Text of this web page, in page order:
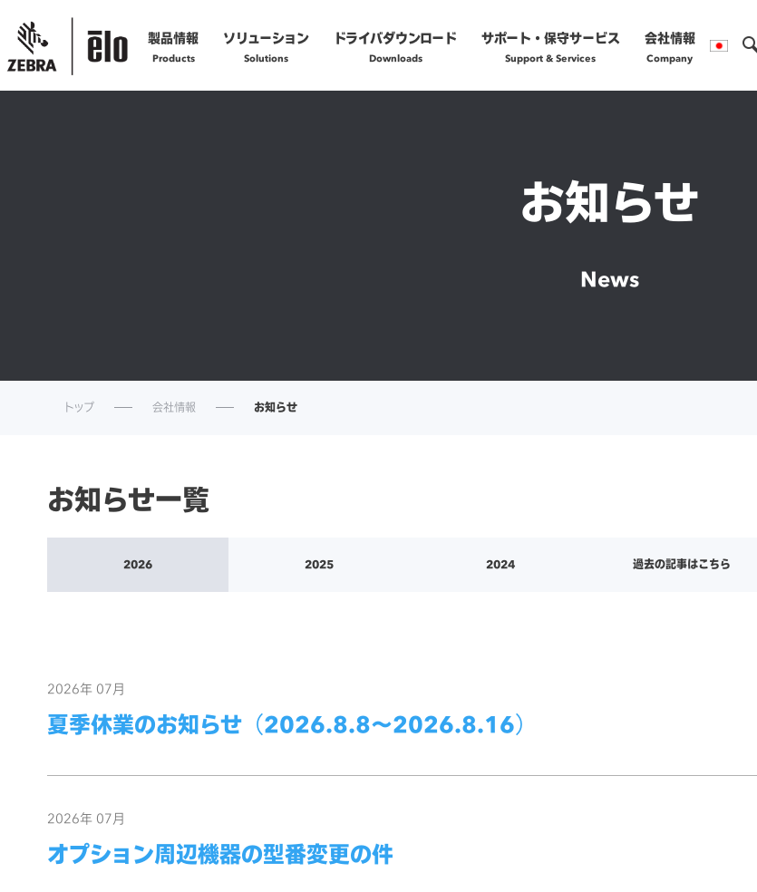
製品情報
Products
ソリューション
Solutions
ドライバダウンロード
Downloads
サポート・保守サービス
Support & Services
会社情報
Company
正規販売代理店
お知らせ
News
トップ 会社情報 お知らせ
お知らせ一覧
2026 2025 2024 過去の記事はこちら
2026年 07月
夏季休業のお知らせ（2026.8.8～2026.8.16）
2026年 07月
オプション周辺機器の型番変更の件